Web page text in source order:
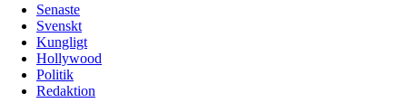
Senaste
Svenskt
Kungligt
Hollywood
Politik
Redaktion